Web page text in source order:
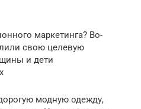
маркетинга? Во-
свою целевую
и дети
модную одежду,